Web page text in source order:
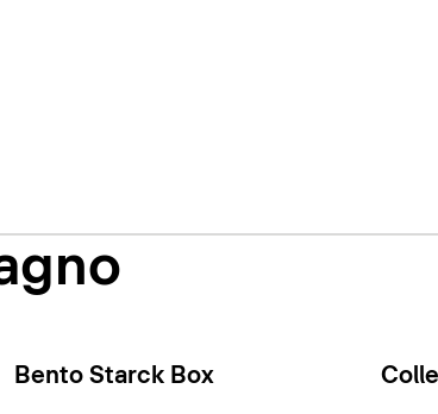
Bento Starck Box